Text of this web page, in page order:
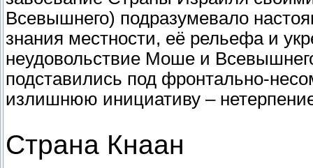
Всевышнего) подразумевало
знания местности, её рельефа и
неудовольствие Моше и
подставились под фронтально-
излишнюю инициативу –
Страна Кнаан